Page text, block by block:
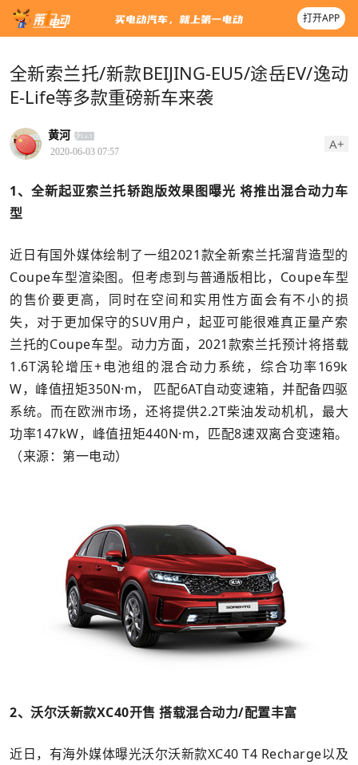
打开APP
全新索兰托/新款BEIJING-EU5/途岳EV/逸动
E-Life等多款重磅新车来袭
黄河
2020-06-03 07:57 A+
1、全新起亚索兰托轿跑版效果图曝光 将推出混合动力车
型
近日有国外媒体绘制了一组2021款全新索兰托溜背造型的
Coupe车型渲染图。但考虑到与普通版相比，Coupe车型
的售价要更高，同时在空间和实用性方面会有不小的损
失，对于更加保守的SUV用户，起亚可能很难真正量产索
兰托的Coupe车型。动力方面，2021款索兰托预计将搭载
1.6T涡轮增压+电池组的混合动力系统，综合功率169k
W，峰值扭矩350N·m， 匹配6AT自动变速箱，并配备四驱
系统。而在欧洲市场，还将提供2.2T柴油发动机机，最大
功率147kW，峰值扭矩440N·m，匹配8速双离合变速箱。
（来源：第一电动）
2、沃尔沃新款XC40开售 搭载混合动力/配置丰富
近日，有海外媒体曝光沃尔沃新款XC40 T4 Recharge以及